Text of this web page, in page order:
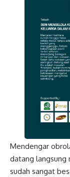
Mendengar
datang langsung
sudah sangat